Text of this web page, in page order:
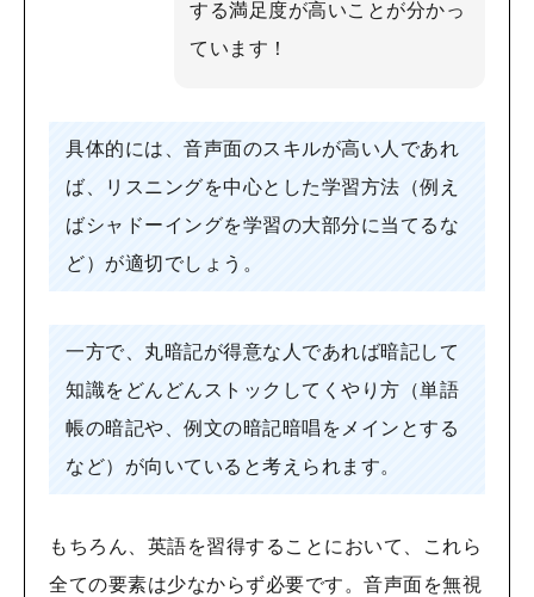
する満足度が高いことが分かっ
ています！
具体的には、音声面のスキルが高い人であれ
ば、リスニングを中心とした学習方法（例え
ばシャドーイングを学習の大部分に当てるな
ど）が適切でしょう。
一方で、丸暗記が得意な人であれば暗記して
知識をどんどんストックしてくやり方（単語
帳の暗記や、例文の暗記暗唱をメインとする
など）が向いていると考えられます。
もちろん、英語を習得することにおいて、これら
全ての要素は少なからず必要です。音声面を無視